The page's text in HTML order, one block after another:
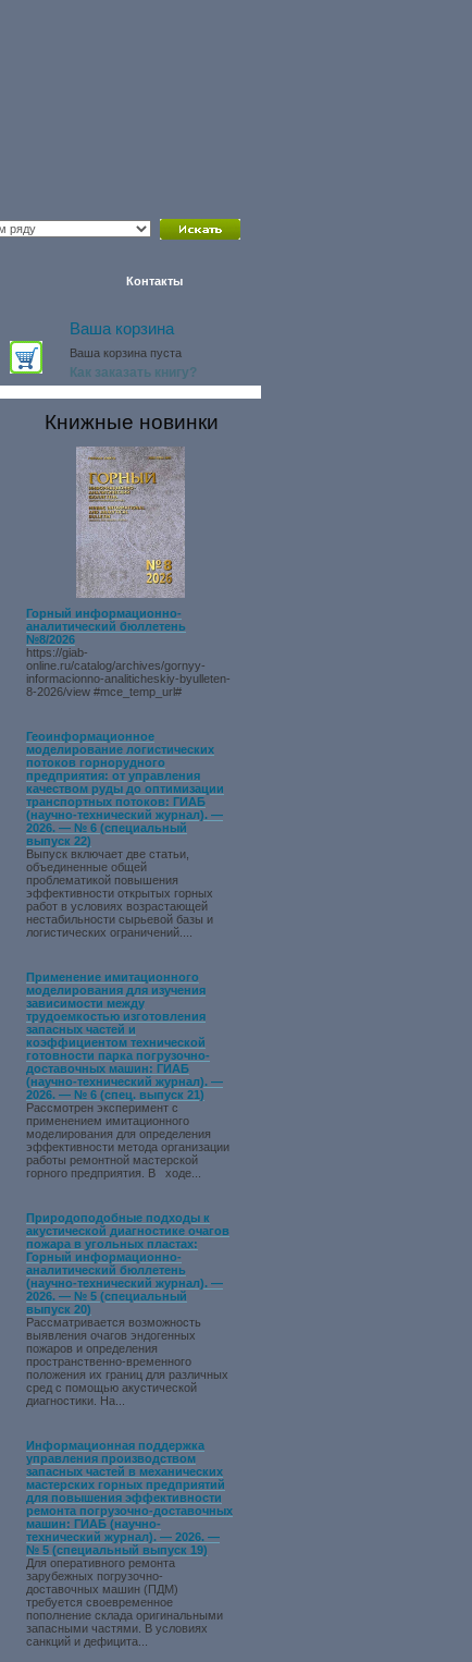
Контакты
Ваша корзина
Ваша корзина пуста
Как заказать книгу?
Книжные новинки
Горный информационно-
аналитический бюллетень
№8/2026
https://giab-
online.ru/catalog/archives/gornyy-
informacionno-analiticheskiy-byulleten-
8-2026/view #mce_temp_url#
Геоинформационное
моделирование логистических
потоков горнорудного
предприятия: от управления
качеством руды до оптимизации
транспортных потоков: ГИАБ
(научно-технический журнал). —
2026. — № 6 (специальный
выпуск 22)
Выпуск включает две статьи,
объединенные общей
проблематикой повышения
эффективности открытых горных
работ в условиях возрастающей
нестабильности сырьевой базы и
логистических ограничений....
Применение имитационного
моделирования для изучения
зависимости между
трудоемкостью изготовления
запасных частей и
коэффициентом технической
готовности парка погрузочно-
доставочных машин: ГИАБ
(научно-технический журнал). —
2026. — № 6 (спец. выпуск 21)
Рассмотрен эксперимент с
применением имитационного
моделирования для определения
эффективности метода организации
работы ремонтной мастерской
горного предприятия. В ходе...
Природоподобные подходы к
акустической диагностике очагов
пожара в угольных пластах:
Горный информационно-
аналитический бюллетень
(научно-технический журнал). —
2026. — № 5 (специальный
выпуск 20)
Рассматривается возможность
выявления очагов эндогенных
пожаров и определения
пространственно-временного
положения их границ для различных
сред с помощью акустической
диагностики. На...
Информационная поддержка
управления производством
запасных частей в механических
мастерских горных предприятий
для повышения эффективности
ремонта погрузочно-доставочных
машин: ГИАБ (научно-
технический журнал). — 2026. —
№ 5 (специальный выпуск 19)
Для оперативного ремонта
зарубежных погрузочно-
доставочных машин (ПДМ)
требуется своевременное
пополнение склада оригинальными
запасными частями. В условиях
санкций и дефицита...